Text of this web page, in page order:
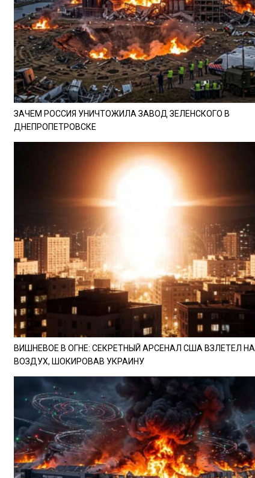
ЗАЧЕМ РОССИЯ УНИЧТОЖИЛА ЗАВОД ЗЕЛЕНСКОГО В
ДНЕПРОПЕТРОВСКЕ
ВИШНЕВОЕ В ОГНЕ: СЕКРЕТНЫЙ АРСЕНАЛ США ВЗЛЕТЕЛ НА
ВОЗДУХ, ШОКИРОВАВ УКРАИНУ